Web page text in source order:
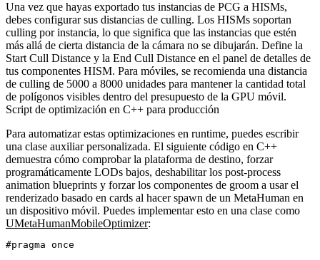
Una vez que hayas exportado tus instancias de PCG a HISMs,
debes configurar sus distancias de culling. Los HISMs soportan
culling por instancia, lo que significa que las instancias que estén
más allá de cierta distancia de la cámara no se dibujarán. Define la
Start Cull Distance y la End Cull Distance en el panel de detalles de
tus componentes HISM. Para móviles, se recomienda una distancia
de culling de 5000 a 8000 unidades para mantener la cantidad total
de polígonos visibles dentro del presupuesto de la GPU móvil.
Script de optimización en C++ para producción
Para automatizar estas optimizaciones en runtime, puedes escribir
una clase auxiliar personalizada. El siguiente código en C++
demuestra cómo comprobar la plataforma de destino, forzar
programáticamente LODs bajos, deshabilitar los post-process
animation blueprints y forzar los componentes de groom a usar el
renderizado basado en cards al hacer spawn de un MetaHuman en
un dispositivo móvil. Puedes implementar esto en una clase como
UMetaHumanMobileOptimizer:
#pragma once